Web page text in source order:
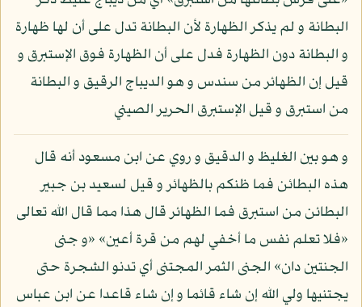
البطانة و لم يذكر الظهارة لأن البطانة تدل على أن لها ظهارة
و البطانة دون الظهارة فدل على أن الظهارة فوق الإستبرق و
قيل إن الظهائر من سندس و هو الديباج الرقيق و البطانة
من استبرق و قيل الإستبرق الحرير الصيني
و هو بين الغليظ و الدقيق و روي عن ابن مسعود أنه قال
هذه البطائن فما ظنكم بالظهائر و قيل لسعيد بن جبير
البطائن من استبرق فما الظهائر قال هذا مما قال الله تعالى
«فلا تعلم نفس ما أخفي لهم من قرة أعين» «و جنى
الجنتين دان» الجنى الثمر المجتنى أي تدنو الشجرة حتى
يجتنيها ولي الله إن شاء قائما و إن شاء قاعدا عن ابن عباس